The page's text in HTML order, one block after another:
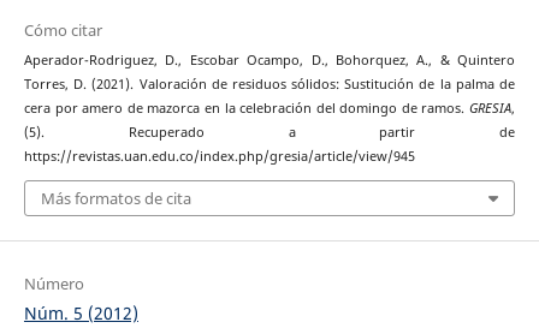
Cómo citar
Aperador-Rodriguez, D., Escobar Ocampo, D., Bohorquez, A., & Quintero
Torres, D. (2021). Valoración de residuos sólidos: Sustitución de la palma de
cera por amero de mazorca en la celebración del domingo de ramos.GRESIA,
(5). Recuperado a partir de
https://revistas.uan.edu.co/index.php/gresia/article/view/945
Más formatos de cita
Número
Núm. 5 (2012)